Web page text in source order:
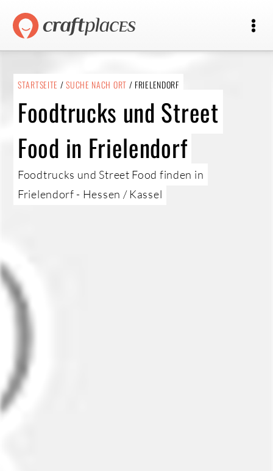
STARTSEITE /SUCHE NACH ORT / FRIELENDORF
Foodtrucks und Street
Food in Frielendorf
Foodtrucks und Street Food finden in
Frielendorf - Hessen / Kassel